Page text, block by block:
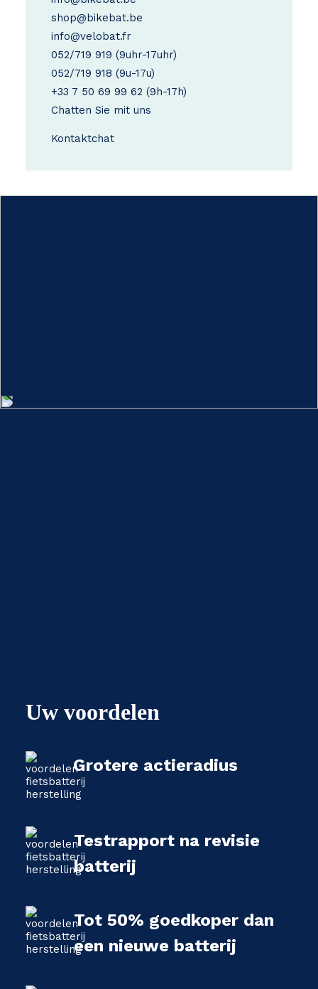
shop@bikebat.be
info@velobat.fr
052/719 919 (9uhr-17uhr)
052/719 918 (9u-17u)
+33 7 50 69 99 62 (9h-17h)
Chatten Sie mit uns
Kontaktchat
Uw voordelen
Grotere actieradius
Testrapport na revisie
batterij
Tot 50% goedkoper dan
een nieuwe batterij